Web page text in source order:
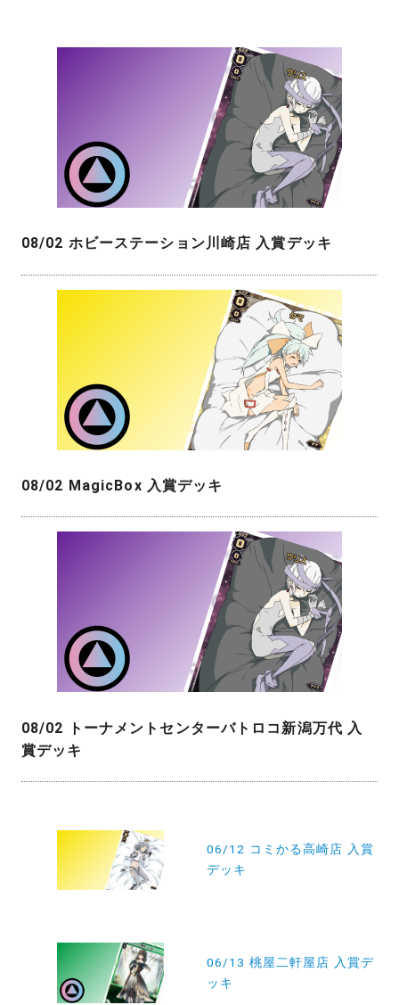
08/02 ホビーステーション川崎店 入賞デッキ
08/02 MagicBox 入賞デッキ
08/02 トーナメントセンターバトロコ新潟万代 入
賞デッキ
06/12 コミかる高崎店 入賞
デッキ
06/13 桃屋二軒屋店 入賞デ
ッキ